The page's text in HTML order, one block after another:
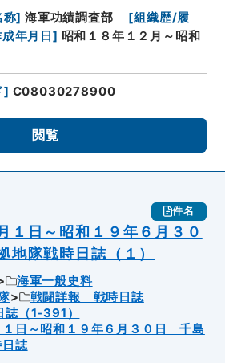
称] 海軍功績調査部 [組織歴/履
年月日] 昭和１８年１２月～昭和
] C08030278900
閲覧
件名
１日～昭和１９年６月３０
隊戦時日誌（１）
海軍一般史料
戦闘詳報 戦時日誌
（1-391）
１日～昭和１９年６月３０日 千島
誌